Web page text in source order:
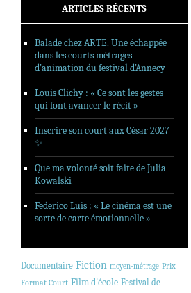
ARTICLES RÉCENTS
Balade chez ARTE. Une échappée
dans les courts métrages
d’animation du festival d’Annecy
Louis Clichy : « Ce sont les gestes
qui font avancer le récit »
Inscrire son court aux César 2027
✨
Que ma volonté soit faite de Julia
Kowalski
Federico Luis : « Le cinéma est une
sorte de carte émotionnelle »
Documentaire Fiction moyen-métrage Prix
Format Court Film d'école Festival de